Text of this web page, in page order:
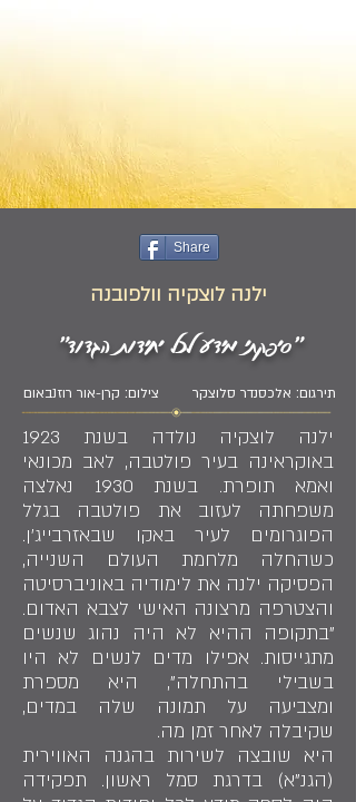
Share
ילנה לוצקיה וולפובנה
"סיפקתי מידע לכל יחידות הגדוד"
צילום: קרן-אור רוזנבאום תירגום: אלכסנדר סלוצקר
ילנה לוצקיה נולדה בשנת 1923
באוקראינה בעיר פולטבה, לאב מכונאי
ואמא תופרת. בשנת 1930 נאלצה
משפחתה לעזוב את פולטבה בגלל
הפוגרומים לעיר באקו שבאזרבייג'ן.
כשהחלה מלחמת העולם השנייה,
הפסיקה ילנה את לימודיה באוניברסיטה
והצטרפה מרצונה האישי לצבא האדום.
"בתקופה ההיא לא היה נהוג שנשים
מתגייסות. אפילו מדים לנשים לא היו
בשבילי בהתחלה", היא מספרת
ומצביעה על תמונה שלה במדים,
שקיבלה לאחר זמן מה.
היא שובצה לשירות בהגנה האווירית
(הגנ"א) בדרגת סמל ראשון. תפקידה